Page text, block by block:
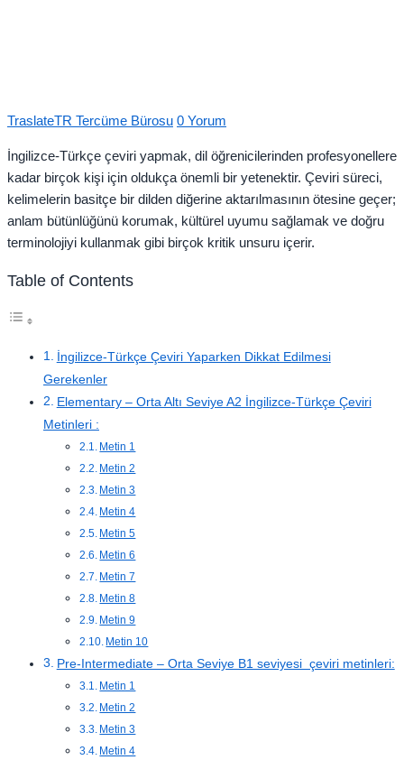
Author
TraslateTR Tercüme Bürosu Posted
0 Yorum
İngilizce-Türkçe çeviri yapmak, dil öğrenicilerinden profesyonellere
kadar birçok kişi için oldukça önemli bir yetenektir. Çeviri süreci,
kelimelerin basitçe bir dilden diğerine aktarılmasının ötesine geçer;
anlam bütünlüğünü korumak, kültürel uyumu sağlamak ve doğru
terminolojiyi kullanmak gibi birçok kritik unsuru içerir.
Table of Contents
İngilizce-Türkçe Çeviri Yaparken Dikkat Edilmesi
Gerekenler
Elementary – Orta Altı Seviye A2 İngilizce-Türkçe Çeviri
Metinleri :
Metin 1
Metin 2
Metin 3
Metin 4
Metin 5
Metin 6
Metin 7
Metin 8
Metin 9
Metin 10
Pre-Intermediate – Orta Seviye B1 seviyesi çeviri metinleri:
Metin 1
Metin 2
Metin 3
Metin 4